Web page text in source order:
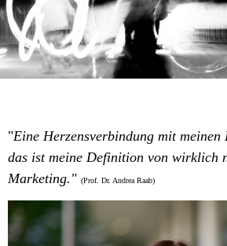
"Eine Herzensverbindung mit meinen
das ist meine Definition von wirklich
Marketing." (Prof. Dr. Andrea Raab)